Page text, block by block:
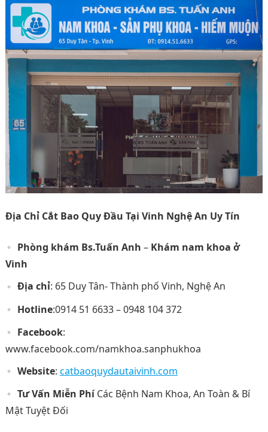
Địa Chỉ Cắt Bao Quy Đầu Tại Vinh Nghệ An Uy Tín
Phòng khám Bs.Tuấn Anh – Khám nam khoa ở
Vinh
Địa chỉ: 65 Duy Tân- Thành phố Vinh, Nghệ An
Hotline:0914 51 6633 – 0948 104 372
Facebook:
www.facebook.com/namkhoa.sanphukhoa
Website: catbaoquydautaivinh.com
Tư Vấn Miễn PhíCác Bệnh Nam Khoa, An Toàn & Bí
Mật Tuyệt Đối